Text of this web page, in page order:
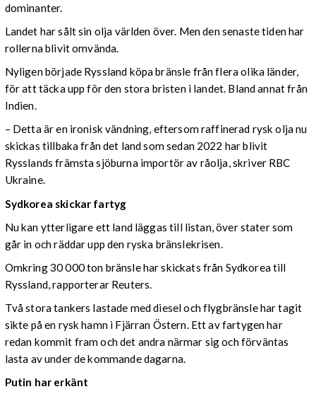
dominanter.
Landet har sålt sin olja världen över. Men den senaste tiden har
rollerna blivit omvända.
Nyligen började Ryssland köpa bränsle från flera olika länder,
för att täcka upp för den stora bristen i landet. Bland annat från
Indien.
– Detta är en ironisk vändning, eftersom raffinerad rysk olja nu
skickas tillbaka från det land som sedan 2022 har blivit
Rysslands främsta sjöburna importör av råolja, skriver RBC
Ukraine.
Sydkorea skickar fartyg
Nu kan ytterligare ett land läggas till listan, över stater som
går in och räddar upp den ryska bränslekrisen.
Omkring 30 000 ton bränsle har skickats från Sydkorea till
Ryssland, rapporterar Reuters.
Två stora tankers lastade med diesel och flygbränsle har tagit
sikte på en rysk hamn i Fjärran Östern. Ett av fartygen har
redan kommit fram och det andra närmar sig och förväntas
lasta av under de kommande dagarna.
Putin har erkänt